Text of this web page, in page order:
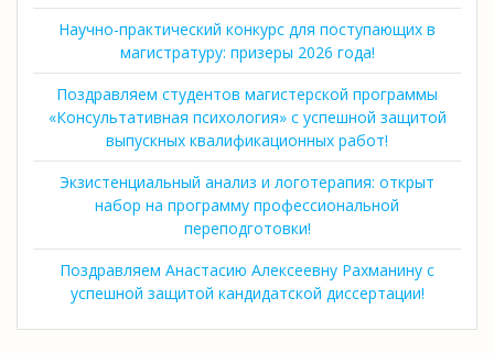
Научно-практический конкурс для поступающих в
магистратуру: призеры 2026 года!
Поздравляем студентов магистерской программы
«Консультативная психология» с успешной защитой
выпускных квалификационных работ!
Экзистенциальный анализ и логотерапия: открыт
набор на программу профессиональной
переподготовки!
Поздравляем Анастасию Алексеевну Рахманину с
успешной защитой кандидатской диссертации!